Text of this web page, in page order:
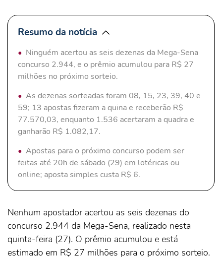
Resumo da notícia
Ninguém acertou as seis dezenas da Mega-Sena
concurso 2.944, e o prêmio acumulou para R$ 27
milhões no próximo sorteio.
As dezenas sorteadas foram 08, 15, 23, 39, 40 e
59; 13 apostas fizeram a quina e receberão R$
77.570,03, enquanto 1.536 acertaram a quadra e
ganharão R$ 1.082,17.
Apostas para o próximo concurso podem ser
feitas até 20h de sábado (29) em lotéricas ou
online; aposta simples custa R$ 6.
Nenhum apostador acertou as seis dezenas do
concurso 2.944 da Mega-Sena, realizado nesta
quinta-feira (27). O prêmio acumulou e está
estimado em R$ 27 milhões para o próximo sorteio.